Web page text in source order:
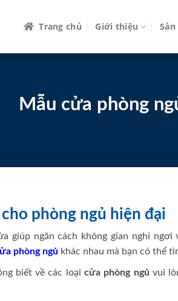
Trang chủ Giới thiệu
Mẫu cửa phòng
phòng ngủ hiện đại
giúp ngăn cách không gian nghỉ
phòng ngủ khác nhau mà bạn có thể
biết về các loại cửa phòng ngủ vui